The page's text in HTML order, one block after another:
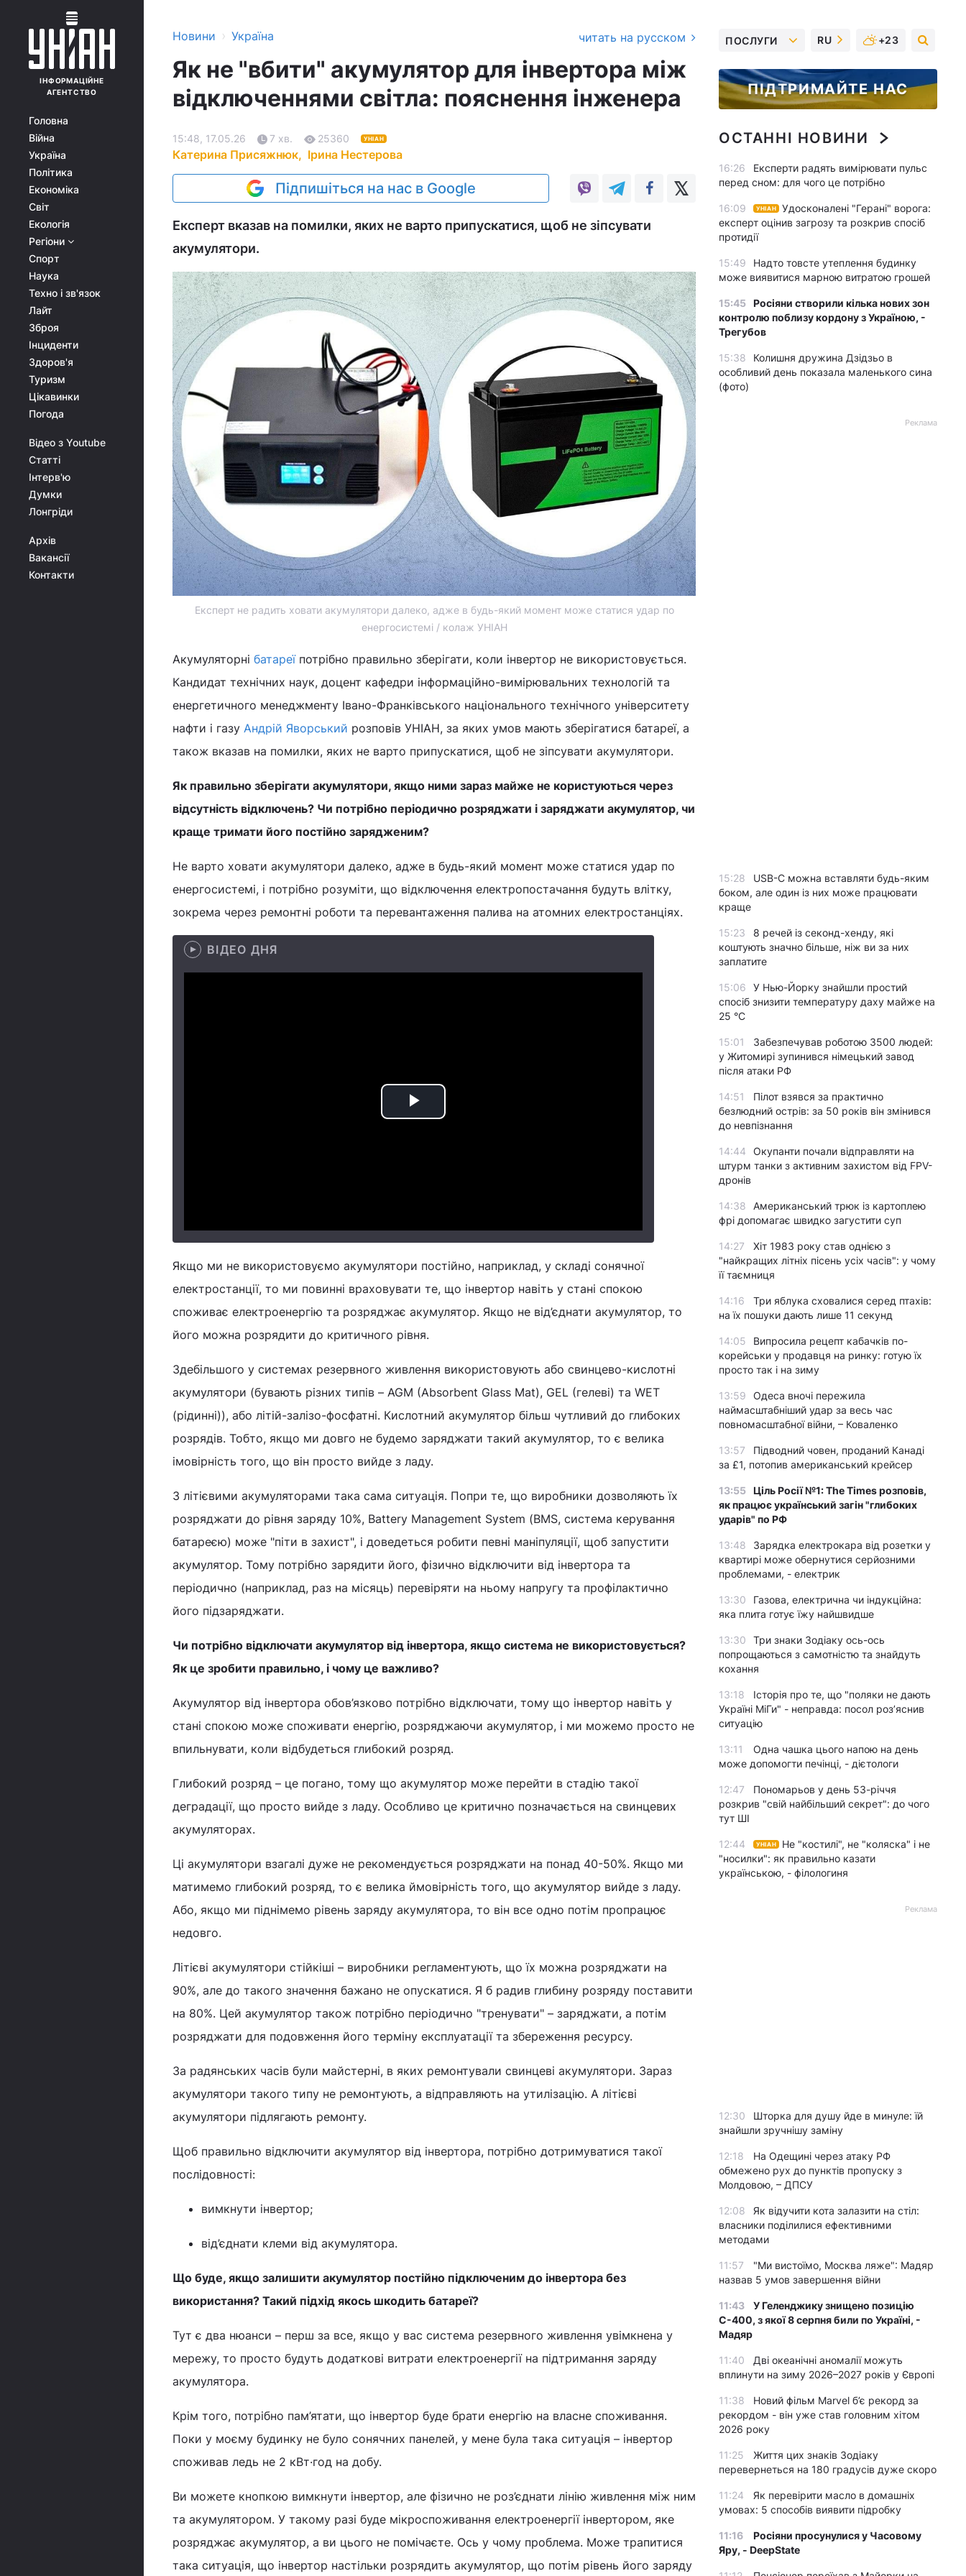
ІНФОРМАЦІЙНЕ
АГЕНТСТВО
Головна
Війна
Україна
Політика
Економіка
Світ
Екологія
Регіони
Спорт
Наука
Техно і зв'язок
Лайт
Зброя
Інциденти
Здоров'я
Туризм
Цікавинки
Погода
Відео з Youtube
Статті
Інтерв'ю
Думки
Лонгріди
Архів
Вакансії
Контакти
Новини › Україна читать на русском
Як не "вбити" акумулятор для інвертора між
відключеннями світла: пояснення інженера
Катерина Присяжнюк, Ірина Нестерова
15:48, 17.05.26 7 хв. 25360 УНІАН
Підпишіться на нас в Google
Експерт вказав на помилки, яких не варто припускатися, щоб не зіпсувати
акумулятори.
Експерт не радить ховати акумулятори далеко, адже в будь-який момент може статися удар по
енергосистемі / колаж УНІАН
Акумуляторні батареїпотрібно правильно зберігати, коли інвертор не використовується.
Кандидат технічних наук, доцент кафедри інформаційно-вимірювальних технологій та
енергетичного менеджменту Івано-Франківського національного технічного університету
нафти і газу Андрій Яворський розповів УНІАН, за яких умов мають зберігатися батареї, а
також вказав на помилки, яких не варто припускатися, щоб не зіпсувати акумулятори.
Як правильно зберігати акумулятори, якщо ними зараз майже не користуються через
відсутність відключень? Чи потрібно періодично розряджати і заряджати акумулятор, чи
краще тримати його постійно зарядженим?
Не варто ховати акумулятори далеко, адже в будь-який момент може статися удар по
енергосистемі, і потрібно розуміти, що відключення електропостачання будуть влітку,
зокрема через ремонтні роботи та перевантаження палива на атомних електростанціях.
ВІДЕО ДНЯ
Play
Якщо ми не використовуємо акумулятори постійно, наприклад, у складі сонячної
електростанції, то ми повинні враховувати те, що інвертор навіть у стані спокою
споживає електроенергію та розряджає акумулятор. Якщо не від’єднати акумулятор, то
його можна розрядити до критичного рівня.
Здебільшого у системах резервного живлення використовують або свинцево-кислотні
акумулятори (бувають різних типів – AGM (Absorbent Glass Mat), GEL (гелеві) та WET
(рідинні)), або літій-залізо-фосфатні. Кислотний акумулятор більш чутливий до глибоких
розрядів. Тобто, якщо ми довго не будемо заряджати такий акумулятор, то є велика
імовірність того, що він просто вийде з ладу.
З літієвими акумуляторами така сама ситуація. Попри те, що виробники дозволяють їх
розряджати до рівня заряду 10%, Battery Management System (BMS, система керування
батареєю) може "піти в захист", і доведеться робити певні маніпуляції, щоб запустити
акумулятор. Тому потрібно зарядити його, фізично відключити від інвертора та
періодично (наприклад, раз на місяць) перевіряти на ньому напругу та профілактично
його підзаряджати.
Чи потрібно відключати акумулятор від інвертора, якщо система не використовується?
Як це зробити правильно, і чому це важливо?
Акумулятор від інвертора обов’язково потрібно відключати, тому що інвертор навіть у
стані спокою може споживати енергію, розряджаючи акумулятор, і ми можемо просто не
впильнувати, коли відбудеться глибокий розряд.
Глибокий розряд – це погано, тому що акумулятор може перейти в стадію такої
деградації, що просто вийде з ладу. Особливо це критично позначається на свинцевих
акумуляторах.
Ці акумулятори взагалі дуже не рекомендується розряджати на понад 40-50%. Якщо ми
матимемо глибокий розряд, то є велика ймовірність того, що акумулятор вийде з ладу.
Або, якщо ми піднімемо рівень заряду акумулятора, то він все одно потім пропрацює
недовго.
Літієві акумулятори стійкіші – виробники регламентують, що їх можна розряджати на
90%, але до такого значення бажано не опускатися. Я б радив глибину розряду поставити
на 80%. Цей акумулятор також потрібно періодично "тренувати" – заряджати, а потім
розряджати для подовження його терміну експлуатації та збереження ресурсу.
За радянських часів були майстерні, в яких ремонтували свинцеві акумулятори. Зараз
акумулятори такого типу не ремонтують, а відправляють на утилізацію. А літієві
акумулятори підлягають ремонту.
Щоб правильно відключити акумулятор від інвертора, потрібно дотримуватися такої
послідовності:
вимкнути інвертор;
від’єднати клеми від акумулятора.
Що буде, якщо залишити акумулятор постійно підключеним до інвертора без
використання? Такий підхід якось шкодить батареї?
Тут є два нюанси – перш за все, якщо у вас система резервного живлення увімкнена у
мережу, то просто будуть додаткові витрати електроенергії на підтримання заряду
акумулятора.
Крім того, потрібно пам’ятати, що інвертор буде брати енергію на власне споживання.
Поки у моєму будинку не було сонячних панелей, у мене була така ситуація – інвертор
споживав ледь не 2 кВт·год на добу.
Ви можете кнопкою вимкнути інвертор, але фізично не роз’єднати лінію живлення між ним
та акумулятором. У такому разі буде мікроспоживання електроенергії інвертором, яке
розряджає акумулятор, а ви цього не помічаєте. Ось у чому проблема. Може трапитися
така ситуація, що інвертор настільки розрядить акумулятор, що потім рівень його заряду
ПОСЛУГИ RU +23
ПІДТРИМАЙТЕ НАС
ОСТАННІ НОВИНИ
16:26
Експерти радять вимірювати пульс
перед сном: для чого це потрібно
16:09 УНІАН
Удосконалені "Герані" ворога:
експерт оцінив загрозу та розкрив спосіб
протидії
15:49
Надто товсте утеплення будинку
може виявитися марною витратою грошей
15:45 Росіяни створили кілька нових зон
контролю поблизу кордону з Україною, -
Трегубов
15:38
Колишня дружина Дзідзьо в
особливий день показала маленького сина
(фото)
Реклама
15:28
USB-C можна вставляти будь-яким
боком, але один із них може працювати
краще
15:23
8 речей із секонд-хенду, які
коштують значно більше, ніж ви за них
заплатите
15:06
У Нью-Йорку знайшли простий
спосіб знизити температуру даху майже на
25 °C
15:01
Забезпечував роботою 3500 людей:
у Житомирі зупинився німецький завод
після атаки РФ
14:51
Пілот взявся за практично
безлюдний острів: за 50 років він змінився
до невпізнання
14:44
Окупанти почали відправляти на
штурм танки з активним захистом від FPV-
дронів
14:38
Американський трюк із картоплею
фрі допомагає швидко загустити суп
14:27
Хіт 1983 року став однією з
"найкращих літніх пісень усіх часів": у чому
її таємниця
14:16
Три яблука сховалися серед птахів:
на їх пошуки дають лише 11 секунд
14:05
Випросила рецепт кабачків по-
корейськи у продавця на ринку: готую їх
просто так і на зиму
13:59
Одеса вночі пережила
наймасштабніший удар за весь час
повномасштабної війни, – Коваленко
13:57
Підводний човен, проданий Канаді
за £1, потопив американський крейсер
13:55 Ціль Росії №1: The Times розповів,
як працює український загін "глибоких
ударів" по РФ
13:48
Зарядка електрокара від розетки у
квартирі може обернутися серйозними
проблемами, - електрик
13:30
Газова, електрична чи індукційна:
яка плита готує їжу найшвидше
13:30
Три знаки Зодіаку ось-ось
попрощаються з самотністю та знайдуть
кохання
13:18
Історія про те, що "поляки не дають
Україні МіГи" - неправда: посол роз’яснив
ситуацію
13:11
Одна чашка цього напою на день
може допомогти печінці, - дієтологи
12:47
Пономарьов у день 53-річчя
розкрив "свій найбільший секрет": до чого
тут ШІ
12:44 УНІАН
Не "костилі", не "коляска" і не
"носилки": як правильно казати
українською, - філологиня
Реклама
12:30
Шторка для душу йде в минуле: їй
знайшли зручнішу заміну
12:18
На Одещині через атаку РФ
обмежено рух до пунктів пропуску з
Молдовою, – ДПСУ
12:08
Як відучити кота залазити на стіл:
власники поділилися ефективними
методами
11:57
"Ми вистоїмо, Москва ляже": Мадяр
назвав 5 умов завершення війни
11:43
У Геленджику знищено позицію
С-400, з якої 8 серпня били по Україні, -
Мадяр
11:40
Дві океанічні аномалії можуть
вплинути на зиму 2026–2027 років у Європі
11:38
Новий фільм Marvel б’є рекорд за
рекордом - він уже став головним хітом
2026 року
11:25
Життя цих знаків Зодіаку
перевернеться на 180 градусів дуже скоро
11:24
Як перевірити масло в домашніх
умовах: 5 способів виявити підробку
11:16
Росіяни просунулися у Часовому
Яру, - DeepState